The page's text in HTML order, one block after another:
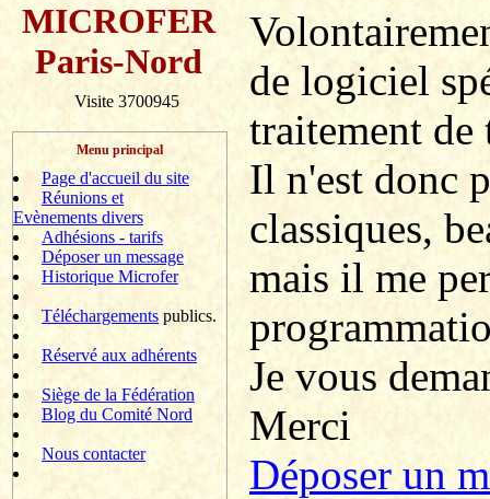
MICROFER
Paris-Nord
Visite 3700945
Menu principal
Page d'accueil du site
Réunions et
Evènements divers
Adhésions - tarifs
Déposer un message
Historique Microfer
Téléchargements publics.
Réservé aux adhérents
Siège de la Fédération
Blog du Comité Nord
Nous contacter
de logiciel
traitement de
Il n'est donc
classiques,
mais il me
Je vous
Merci
Déposer un